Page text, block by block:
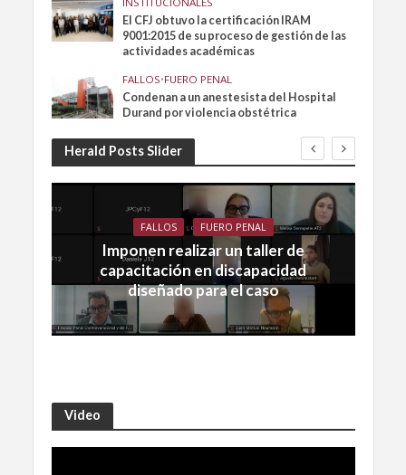
El CFJ obtuvo la certificación IRAM
9001:2015 de su proceso de gestión de las
actividades académicas
FALLOS•FUERO PENAL
Condenan a un anestesista del Hospital
Durand por violencia obstétrica
Herald Posts Slider
FALLOS FUERO PENAL
Imponen realizar un taller de
capacitación en discapacidad
diseñado para el caso
Video